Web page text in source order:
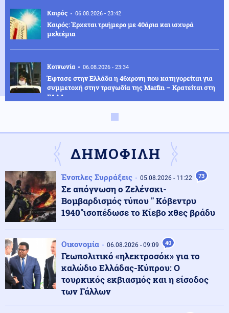
Καιρός 06.08.2026 - 23:42
Καιρός: Έρχεται τριήμερο με 40άρια και ισχυρά
μελτέμια
Κοινωνία 06.08.2026 - 23:34
Έφτασε στην Ελλάδα η 46χρονη που κατηγορείται για
συμμετοχή στην τραγωδία της Marfin – Κρατείται στη
ΓΑΔΑ
ΗΠΑ: Στήριξη στην Ισπανία για Θέουτα και Μελίγια,
επίθεση στον Σάντσεθ για το μεταναστευτικό
Μέση Ανατολή 06.08.2026 - 23:17
Ισραήλ: «Φρένο» στην αποχώρηση από νέες περιοχές
του νότιου Λιβάνου έως ότου εφαρμοστεί η συμφωνία
Κόσμος 06.08.2026 - 23:14
Επιβεβαιώνεται η ανοδική τάση της AfD στη Γερμανία:
Στο 28% ανέβηκε, βυθίζεται η δημοτικότητα του Μερτς
Κόσμος 06.08.2026 - 23:07
Ξεκινά δελτίο νερού στο Πουέρτο Ρίκο λόγω της
ξηρασίας
ΔΗΜΟΦΙΛΗ
Ένοπλες Συρράξεις 05.08.2026 - 11:22 73
Σε απόγνωση ο Ζελένσκι-
Βομβαρδισμός τύπου " Κόβεντρυ
1940"ισοπέδωσε το Κίεβο χθες βράδυ
Οικονομία 06.08.2026 - 09:09 40
Γεωπολιτικό «ηλεκτροσόκ» για το
καλώδιο Ελλάδας-Κύπρου: Ο
τουρκικός εκβιασμός και η είσοδος
των Γάλλων